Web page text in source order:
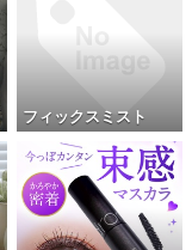
フィックスミスト